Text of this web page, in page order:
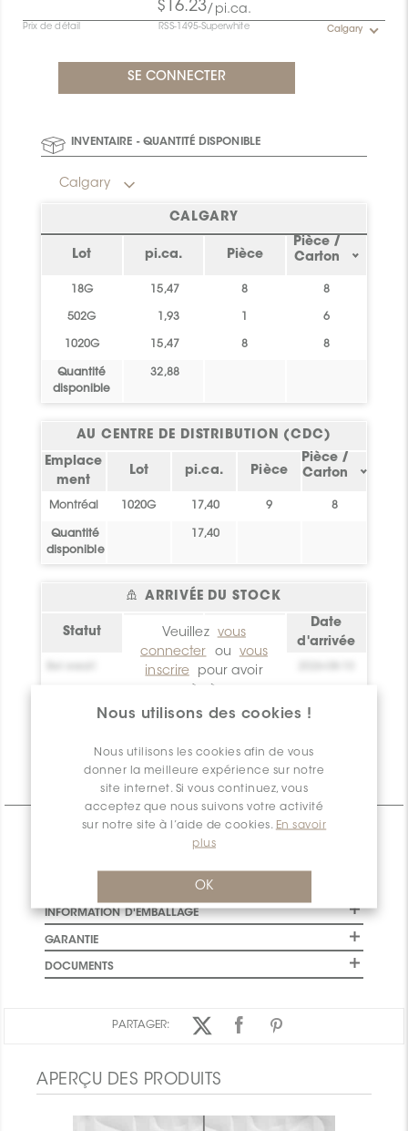
Nous utilisons des cookies !
Nous utilisons les cookies afin de vous
donner la meilleure expérience sur notre
site internet. Si vous continuez, vous
acceptez que nous suivons votre activité
sur notre site à l’aide de cookies. En savoir
plus
OK
$16.23/pi.ca.
Prix de détail RSS-1495-Superwhite Calgary
INVENTAIRE - QUANTITÉ DISPONIBLE
Calgary
CALGARY
Lot pi.ca. Pièce
Pièce /
Carton
18G 15,47 8 8
502G 1,93 6
1020G 15,47 8 8
Quantité
disponible
32,88
AU CENTRE DE DISTRIBUTION (CDC)
Emplace
ment
Lot pi.ca. Pièce
Pièce /
Carton
Montréal 1020G 17,40 9 8
Quantité
disponible
17,40
ARRIVÉE DU STOCK
Statut pi.ca.
nt
Date
d'arrivée
0
Crée toi un
Quantité
0
Veuillez
vous
connecter
ou
vous
inscrire
pour avoir
informations
Informations Techniques
INSTALLATION ET MAINTENANCE
INFORMATION D'EMBALLAGE
GARANTIE
DOCUMENTS
PARTAGER:
APERÇU DES PRODUITS